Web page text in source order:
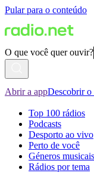
Pular para o conteúdo
O que você quer ouvir?
Abrir a appDescobrir o
Top 100 rádios
Podcasts
Desporto ao vivo
Perto de você
Géneros musicais
Rádios por tema